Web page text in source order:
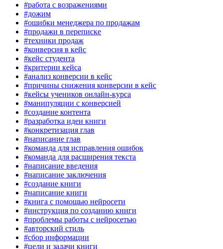
#работа с возражениями
#дожим
#ошибки менеджера по продажам
#продажи в переписке
#техники продаж
#конверсия в кейс
#кейс студента
#критерии кейса
#анализ конверсии в кейс
#причины снижения конверсии в кейс
#кейсы учеников онлайн-курса
#манипуляции с конверсией
#создание контента
#разработка идеи книги
#конкретизация глав
#написание глав
#команда для исправления ошибок
#команда для расширения текста
#написание введения
#написание заключения
#создание книги
#написание книги
#книга с помощью нейросети
#инструкция по созданию книги
#проблемы работы с нейросетью
#авторский стиль
#сбор информации
#цели и задачи книги